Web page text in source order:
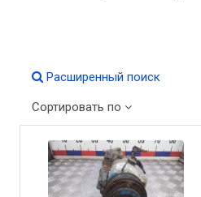
Расширенный поиск
Сортировать по